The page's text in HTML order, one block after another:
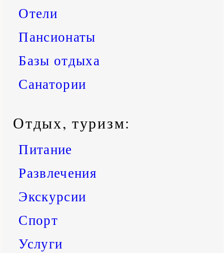
Отели
Пансионаты
Базы отдыха
Санатории
Отдых, туризм:
Питание
Развлечения
Экскурсии
Спорт
Услуги